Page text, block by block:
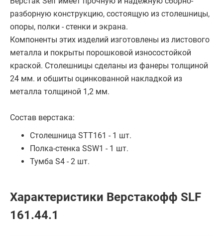
разборную конструкцию, состоящую из столешницы,
опоры, полки - стенки и экрана.
Компоненты этих изделий изготовлены из листового
металла и покрыты порошковой износостойкой
краской. Столешницы сделаны из фанеры толщиной
24 мм. и обшиты оцинкованной накладкой из
металла толщиной 1,2 мм.
Состав верстака:
Столешница STT161 - 1 шт.
Полка-стенка SSW1 - 1 шт.
Тумба S4 - 2 шт.
Характеристики Верстакофф SLF
161.44.1